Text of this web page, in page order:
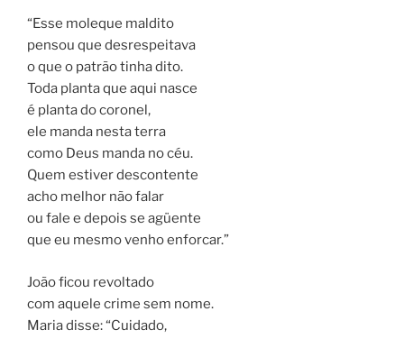
“Esse moleque maldito
pensou que desrespeitava
o que o patrão tinha dito.
Toda planta que aqui nasce
é planta do coronel,
ele manda nesta terra
como Deus manda no céu.
Quem estiver descontente
acho melhor não falar
ou fale e depois se agüente
que eu mesmo venho enforcar.”
João ficou revoltado
com aquele crime sem nome.
Maria disse: “Cuidado,